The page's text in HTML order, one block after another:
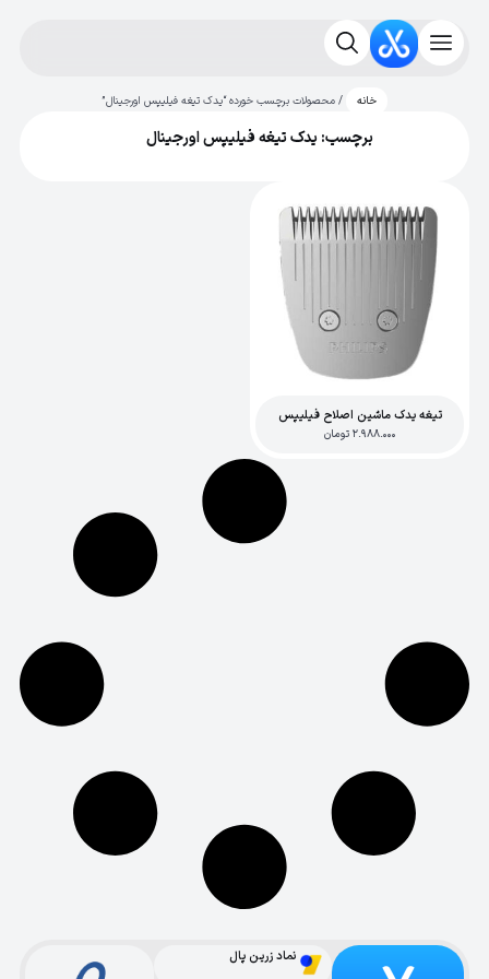
خانه / محصولات برچسب خورده “یدک تیغه فیلیپس اورجینال”
برچسب: یدک تیغه فیلیپس اورجینال
تیغه یدک ماشین اصلاح فیلیپس
2.988.000 تومان
نماد زرین پال